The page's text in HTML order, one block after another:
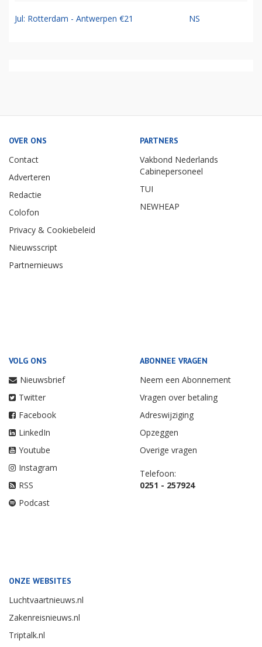
Jul: Rotterdam - Antwerpen €21 NS
OVER ONS
Contact
Adverteren
Redactie
Colofon
Privacy & Cookiebeleid
Nieuwsscript
Partnernieuws
PARTNERS
Vakbond Nederlands
Cabinepersoneel
TUI
NEWHEAP
VOLG ONS
Nieuwsbrief
Twitter
Facebook
LinkedIn
Youtube
Instagram
RSS
Podcast
ABONNEE VRAGEN
Neem een Abonnement
Vragen over betaling
Adreswijziging
Opzeggen
Overige vragen
Telefoon:
0251 - 257924
ONZE WEBSITES
Luchtvaartnieuws.nl
Zakenreisnieuws.nl
Triptalk.nl